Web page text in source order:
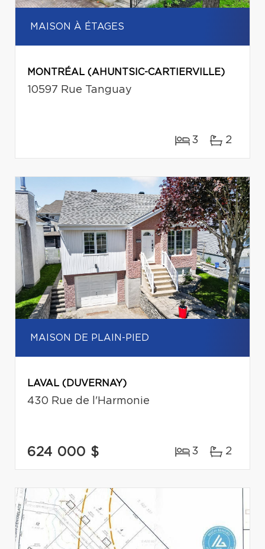
MAISON À ÉTAGES
MONTRÉAL (AHUNTSIC-CARTIERVILLE)
10597 Rue Tanguay
3 2
MAISON DE PLAIN-PIED
LAVAL (DUVERNAY)
430 Rue de l'Harmonie
624 000 $ 3 2